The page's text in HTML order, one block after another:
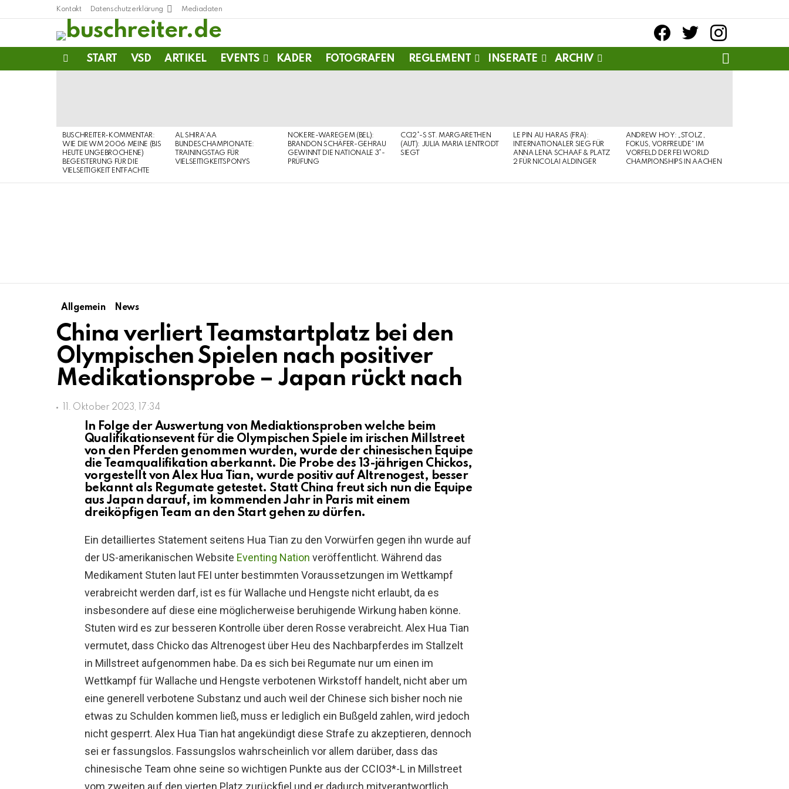
Kontakt Datenschutzerklärung Mediadaten
facebooktwitter instagram
START VSD ARTIKEL EVENTS KADER FOTOGRAFEN REGLEMENT INSERATE ARCHIV
BUSCHREITER-KOMMENTAR:
WIE DIE WM 2006 MEINE (BIS
HEUTE UNGEBROCHENE)
BEGEISTERUNG FÜR DIE
VIELSEITIGKEIT ENTFACHTE
AL SHIRA’AA
BUNDESCHAMPIONATE:
TRAININGSTAG FÜR
VIELSEITIGKEITSPONYS
NOKERE-WAREGEM (BEL):
BRANDON SCHÄFER-GEHRAU
GEWINNT DIE NATIONALE 3*-
PRÜFUNG
CCI2*-S ST. MARGARETHEN
(AUT): JULIA MARIA LENTRODT
SIEGT
LE PIN AU HARAS (FRA):
INTERNATIONALER SIEG FÜR
ANNA LENA SCHAAF & PLATZ
2 FÜR NICOLAI ALDINGER
ANDREW HOY: „STOLZ,
FOKUS, VORFREUDE“ IM
VORFELD DER FEI WORLD
CHAMPIONSHIPS IN AACHEN
Allgemein News
China verliert Teamstartplatz bei den
Olympischen Spielen nach positiver
Medikationsprobe – Japan rückt nach
11. Oktober 2023, 17:34
In Folge der Auswertung von Mediaktionsproben welche beim
Qualifikationsevent für die Olympischen Spiele im irischen Millstreet
von den Pferden genommen wurden, wurde der chinesischen Equipe
die Teamqualifikation aberkannt. Die Probe des 13-jährigen Chickos,
vorgestellt von Alex Hua Tian, wurde positiv auf Altrenogest, besser
bekannt als Regumate getestet. Statt China freut sich nun die Equipe
aus Japan darauf, im kommenden Jahr in Paris mit einem
dreiköpfigen Team an den Start gehen zu dürfen.
Ein detailliertes Statement seitens Hua Tian zu den Vorwürfen gegen ihn wurde auf
der US-amerikanischen Website Eventing Nation veröffentlicht. Während das
Medikament Stuten laut FEI unter bestimmten Voraussetzungen im Wettkampf
verabreicht werden darf, ist es für Wallache und Hengste nicht erlaubt, da es
insbesondere auf diese eine möglicherweise beruhigende Wirkung haben könne.
Stuten wird es zur besseren Kontrolle über deren Rosse verabreicht. Alex Hua Tian
vermutet, dass Chicko das Altrenogest über Heu des Nachbarpferdes im Stallzelt
in Millstreet aufgenommen habe. Da es sich bei Regumate nur um einen im
Wettkampf für Wallache und Hengste verbotenen Wirkstoff handelt, nicht aber um
eine generell verbotene Substanz und auch weil der Chinese sich bisher noch nie
etwas zu Schulden kommen ließ, muss er lediglich ein Bußgeld zahlen, wird jedoch
nicht gesperrt. Alex Hua Tian hat angekündigt diese Strafe zu akzeptieren, dennoch
sei er fassungslos. Fassungslos wahrscheinlich vor allem darüber, dass das
chinesische Team ohne seine so wichtigen Punkte aus der CCIO3*-L in Millstreet
vom zweiten auf den vierten Platz zurückfiel und er dadurch mitverantwortlich